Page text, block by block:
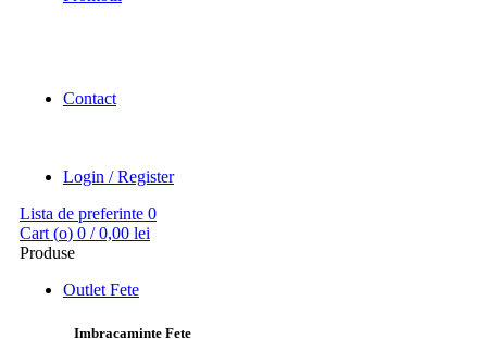
Contact
Login / Register
Lista de preferinte 0
Cart (o) 0 / 0,00 lei
Produse
Outlet Fete
Imbracaminte Fete